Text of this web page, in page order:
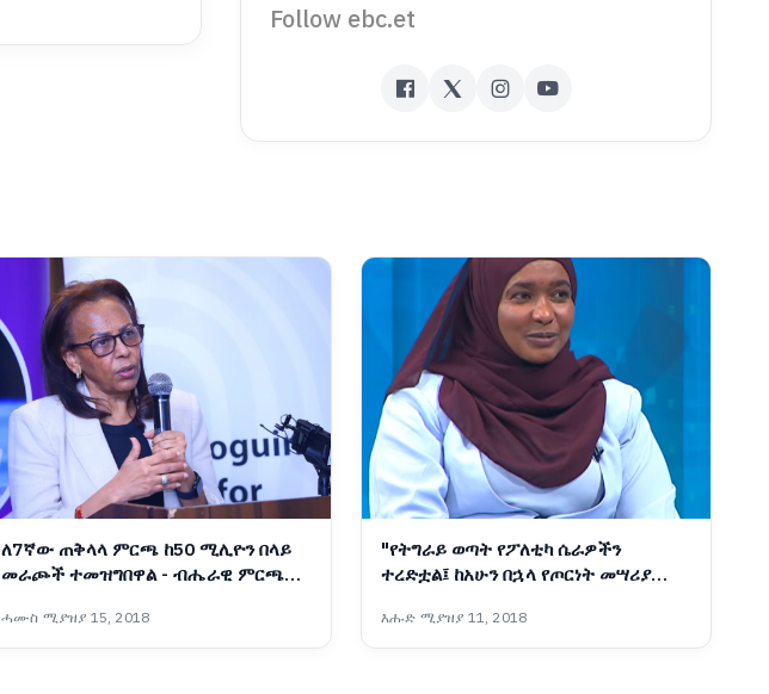
Follow ebc.et
ለ7ኛው ጠቅላላ ምርጫ ከ50 ሚሊዮን በላይ
መራጮች ተመዝግበዋል - ብሔራዊ ምርጫ
ሓሙስ ሚያዝያ 15, 2018
"የትግራይ ወጣት የፖለቲካ ሴራዎችን
ተረድቷል፤ ከአሁን በኋላ የጦርነት መሣሪያ
ኢብራሂም
እሑድ ሚያዝያ 11, 2018